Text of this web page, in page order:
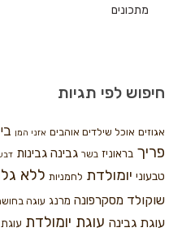
מתכונים
חיפוש לפי תגיות
אגוזים אוכל שילדים אוהבים אזני המן
פריך בראוניז בשר גבינה גבינות
טבעוני יומולדת לחמניות ללא
שוקולד מסקרפונה מרנג עוגה
עוגת גבינה עוגת יומולדת